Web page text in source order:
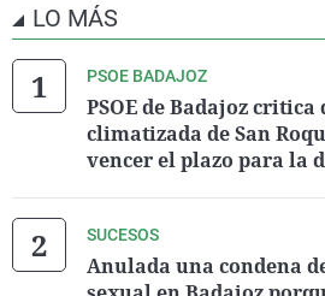
LO MÁS
PSOE BADAJOZ
PSOE de Badajoz
climatizada de San
vencer el plazo para la
SUCESOS
Anulada una condena